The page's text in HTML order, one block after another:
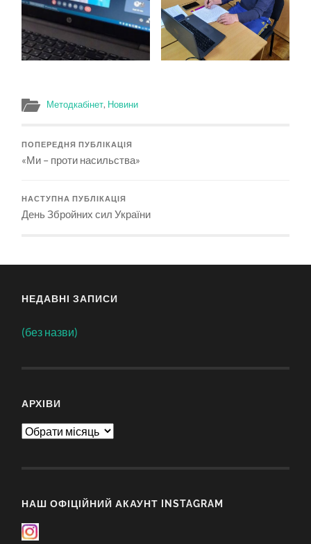
Методкабінет, Новини
ПОПЕРЕДНЯ ПУБЛІКАЦІЯ
«Ми – проти насильства»
НАСТУПНА ПУБЛІКАЦІЯ
День Збройних сил України
НЕДАВНІ ЗАПИСИ
(без назви)
АРХІВИ
Архіви
НАШ ОФІЦІЙНИЙ АКАУНТ INSTAGRAM